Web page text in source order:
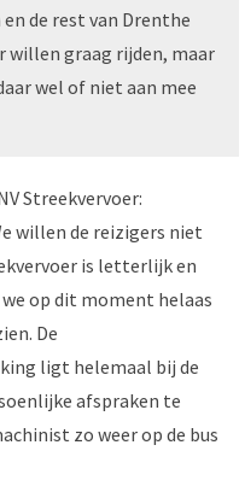
de rest van Drenthe
willen graag rijden, maar
wel of niet aan mee
Streekvervoer:
willen de reizigers niet
is letterlijk en
op dit moment helaas
De
ligt helemaal bij de
afspraken te
zo weer op de bus